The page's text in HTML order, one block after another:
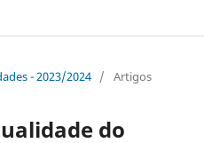
- 2023/2024 / Artigos
do